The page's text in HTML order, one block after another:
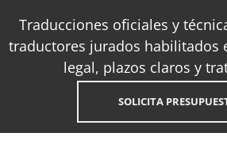
Traducciones oficiales y
traductores jurados habilitados
legal, plazos claros y
SOLICITA